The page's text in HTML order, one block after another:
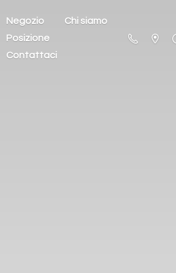
Negozio
Chi siamo
Posizione
Contattaci